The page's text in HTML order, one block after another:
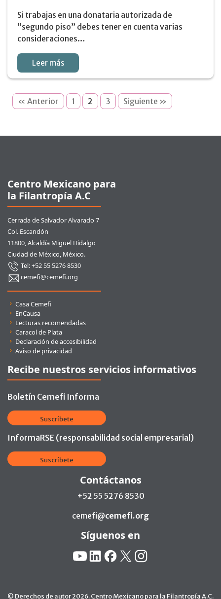
Si trabajas en una donataria autorizada de
“segundo piso” debes tener en cuenta varias
consideraciones…
Leer más
« Anterior 1 2 3 Siguiente »
Centro Mexicano para
la Filantropía A.C
Cerrada de Salvador Alvarado 7
Col. Escandón
11800, Alcaldía Miguel Hidalgo
Ciudad de México, México.
Tel: +52 55 5276 8530
cemefi@cemefi.org
Enlaces rápidos
Casa Cemefi
EnCausa
Lecturas recomendadas
Caracol de Plata
Declaración de accesibilidad
Aviso de privacidad
Recibe nuestros servicios informativos
Boletín Cemefi Informa
Suscríbete
InformaRSE (responsabilidad social empresarial)
Suscríbete
Contáctanos
+52 55 5276 8530
cemefi@cemefi.org
Síguenos en
YouTube
LinkedinFacebook
X Instagram
© Derechos de autor 2026. Centro Mexicano para la Filantropía A.C.